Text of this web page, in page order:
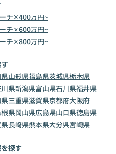
チ✕400万円~
チ✕600万円~
チ✕800万円~
山形県福島県茨城県栃木県
県新潟県富山県石川県福井県
三重県滋賀県京都府大阪府
根県岡山県広島県山口県徳島県
長崎県熊本県大分県宮崎県
探す